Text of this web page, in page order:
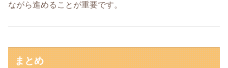
ながら進めることが重要です。
まとめ